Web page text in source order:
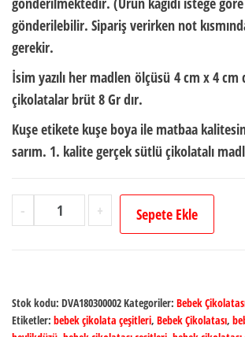
gönderilebilir. Sipariş verirken not
gerekir.
İsim yazılı her madlen ölçüsü 4 cm x 4 cm
çikolatalar brüt8 Grdır.
Kuşe etikete kuşe boya ile matbaa
sarım. 1. kalite gerçek sütlü çikolatalı
-
Bebek
Çikolatası
+ Sepete Ekle
Stok kodu: DVA180300002Kategoriler: Bebek
Etiketler: bebek çikolata çeşitleri, Bebek Çikolatası,